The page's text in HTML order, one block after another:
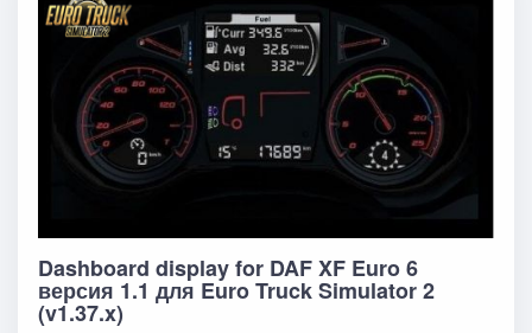
Dashboard display for DAF XF Euro 6
версия 1.1 для Euro Truck Simulator 2
(v1.37.x)